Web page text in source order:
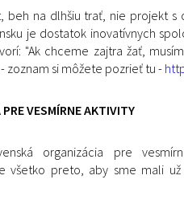
beh na dlhšiu trať, nie projekt
je dostatok inovatívnych
"Ak chceme zajtra žať,
zoznam si môžete pozrieť tu -
VESMÍRNE AKTIVITY
organizácia pre
všetko preto, aby sme mali